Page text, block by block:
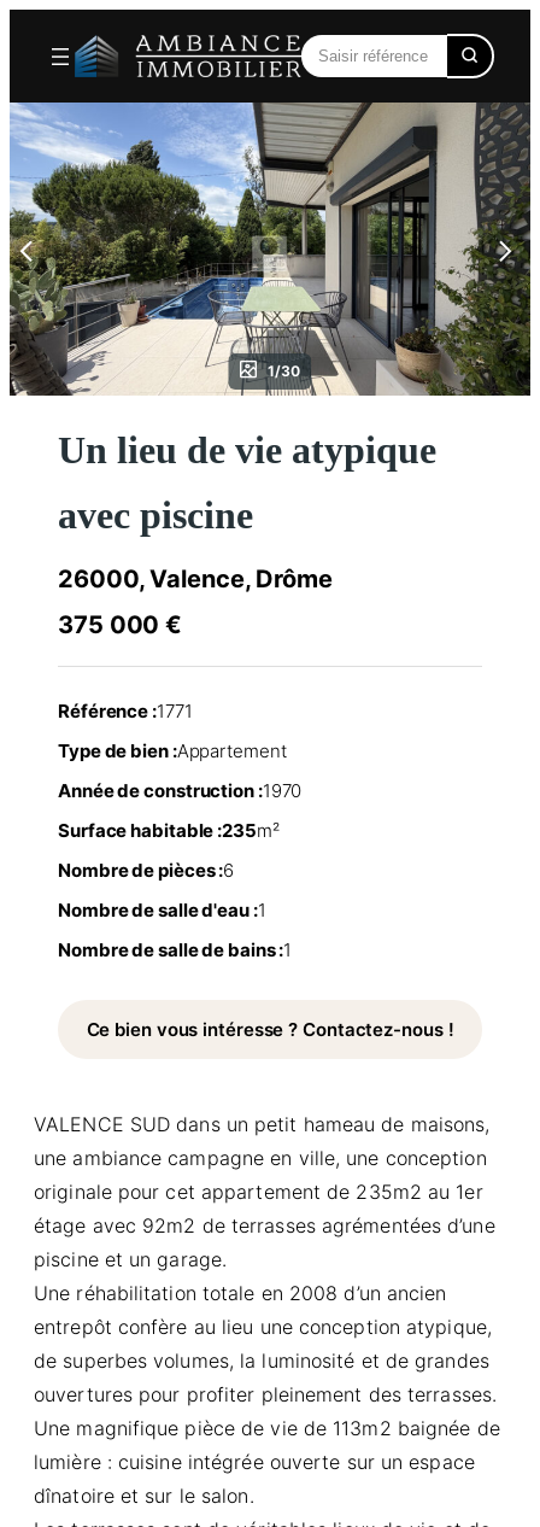
contenu
1/30
Un lieu de vie atypique
avec piscine
26000, Valence, Drôme
375 000 €
Référence :1771
Type de bien :Appartement
Année de construction :1970
Surface habitable :235m²
Nombre de pièces :6
Nombre de salle d'eau :1
Nombre de salle de bains :1
Ce bien vous intéresse ? Contactez-nous !
VALENCE SUD dans un petit hameau de maisons,
une ambiance campagne en ville, une conception
originale pour cet appartement de 235m2 au 1er
étage avec 92m2 de terrasses agrémentées d’une
piscine et un garage.
Une réhabilitation totale en 2008 d’un ancien
entrepôt confère au lieu une conception atypique,
de superbes volumes, la luminosité et de grandes
ouvertures pour profiter pleinement des terrasses.
Une magnifique pièce de vie de 113m2 baignée de
lumière : cuisine intégrée ouverte sur un espace
dînatoire et sur le salon.